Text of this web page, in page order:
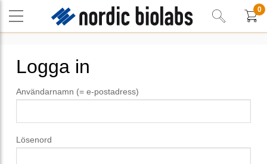
0
Logga in
Användarnamn (= e-postadress)
Lösenord